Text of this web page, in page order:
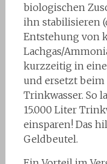
biologischen
ihn stabilisieren
Entstehung von
Lachgas/
kurzzeitig in
und ersetzt beim
Trinkwasser. So
15.000 Liter
einsparen! Das
Geldbeutel.